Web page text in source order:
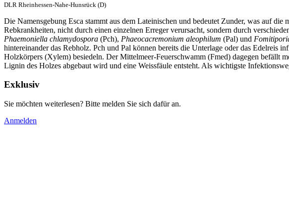
DLR Rheinhessen-Nahe-Hunsrück (D)
Die Namensgebung Esca stammt aus dem Lateinischen und bedeutet Zunder, was auf
Rebkrankheiten, nicht durch einen einzelnen Erreger verursacht, sondern durch
Phaemoniella chlamydospora (Pch), Phaeocacremonium aleophilum (Pal) und
hintereinander das Rebholz. Pch und Pal können bereits die Unterlage oder das Edelreis
Holzkörpers (Xylem) besiedeln. Der Mittelmeer-Feuerschwamm (Fmed) dagegen befällt
Lignin des Holzes abgebaut wird und eine Weissfäule entsteht. Als wichtigste
Exklusiv
Sie möchten weiterlesen? Bitte melden Sie sich dafür an.
Anmelden